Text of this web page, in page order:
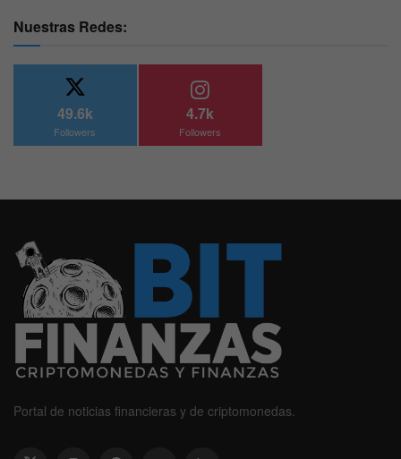
Nuestras Redes:
49.6k
Followers
4.7k
Followers
Portal de noticias financieras y de criptomonedas.